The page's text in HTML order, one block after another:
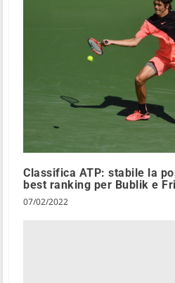
Classifica ATP: stabile la
best ranking per Bublik e
07/02/2022